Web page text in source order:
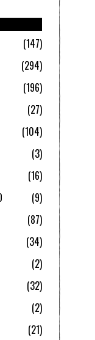
147
294
196
27
104
3
16
9
87
34
2
32
2
21